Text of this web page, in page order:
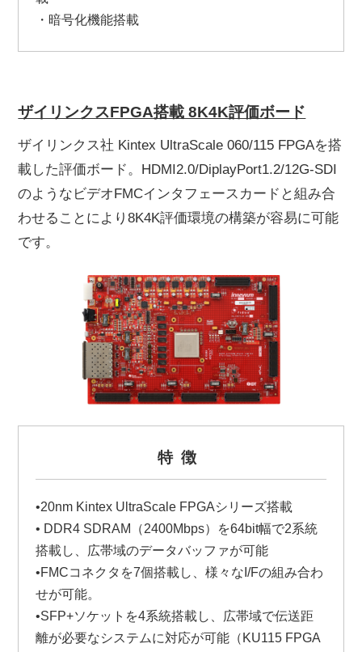
・暗号化機能搭載
ザイリンクスFPGA搭載 8K4K評価ボード
ザイリンクス社 Kintex UltraScale 060/115 FPGAを搭
載した評価ボード。HDMI2.0/DiplayPort1.2/12G-SDI
のようなビデオFMCインタフェースカードと組み合
わせることにより8K4K評価環境の構築が容易に可能
です。
特徴
•20nm Kintex UltraScale FPGAシリーズ搭載
• DDR4 SDRAM（2400Mbps）を64bit幅で2系統
搭載し、広帯域のデータバッファが可能
•FMCコネクタを7個搭載し、様々なI/Fの組み合わ
せが可能。
•SFP+ソケットを4系統搭載し、広帯域で伝送距
離が必要なシステムに対応が可能（KU115 FPGA